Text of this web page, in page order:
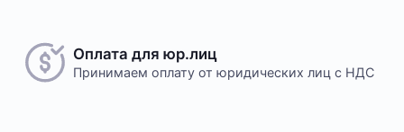
Оплата для юр.лиц
Принимаем оплату от юридических лиц с НДС